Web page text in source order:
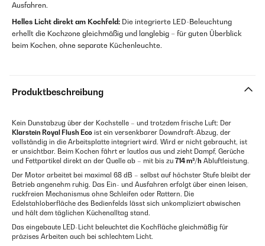
Ausfahren.
Helles Licht direkt am Kochfeld: Die integrierte LED-Beleuchtung
erhellt die Kochzone gleichmäßig und langlebig – für guten Überblick
beim Kochen, ohne separate Küchenleuchte.
Produktbeschreibung
Kein Dunstabzug über der Kochstelle – und trotzdem frische Luft: Der
Klarstein Royal Flush Eco ist ein versenkbarer Downdraft-Abzug, der
vollständig in die Arbeitsplatte integriert wird. Wird er nicht gebraucht, ist
er unsichtbar. Beim Kochen fährt er lautlos aus und zieht Dampf, Gerüche
und Fettpartikel direkt an der Quelle ab – mit bis zu 714 m³/h Abluftleistung.
Der Motor arbeitet bei maximal 68 dB – selbst auf höchster Stufe bleibt der
Betrieb angenehm ruhig. Das Ein- und Ausfahren erfolgt über einen leisen,
ruckfreien Mechanismus ohne Schleifen oder Rattern. Die
Edelstahloberfläche des Bedienfelds lässt sich unkompliziert abwischen
und hält dem täglichen Küchenalltag stand.
Das eingebaute LED-Licht beleuchtet die Kochfläche gleichmäßig für
präzises Arbeiten auch bei schlechtem Licht.